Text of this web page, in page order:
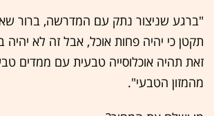
"ברגע שניצור נתק עם המדרשה, ברור
תקטן כי יהיה פחות אוכל, אבל זה לא יהיה
זאת תהיה אוכלוסייה טבעית עם ממדים
מהמזון הטבעי".